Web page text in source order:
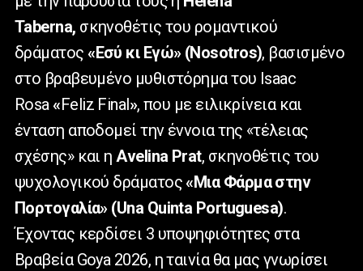
Taberna, σκηνοθέτις του ρομαντικού
δράματος «Εσύ κι Εγώ» (Nosotros), βασισμένο
στο βραβευμένο μυθιστόρημα του Isaac
Rosa«Feliz Final», που με ειλικρίνεια και
ένταση αποδομεί την έννοια της «τέλειας
σχέσης» και ηAvelina Prat, σκηνοθέτις του
ψυχολογικού δράματος«Μια Φάρμα στην
Πορτογαλία» (Una Quinta Portuguesa).
Έχοντας κερδίσει 3 υποψηφιότητες στα
Βραβεία Goya 2026, η ταινία θα μας γνωρίσει